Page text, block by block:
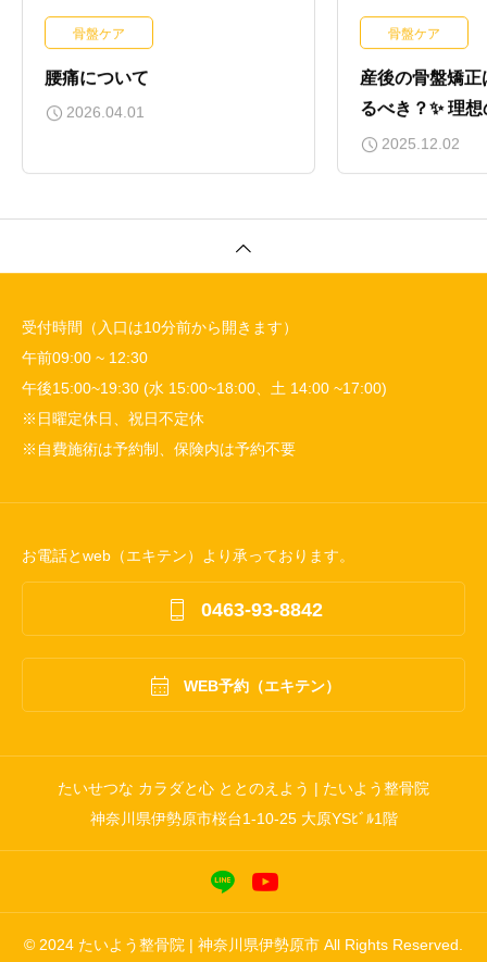
骨盤ケア
腰痛について
2026.04.01
骨盤ケア
産後の骨盤矯
るべき？✨ 理
ための最適解！
2025.12.02
受付時間（入口は10分前から開きます）
午前09:00 ~ 12:30
午後15:00~19:30 (水 15:00~18:00、土 14:00 ~17:00)
※日曜定休日、祝日不定休
※自費施術は予約制、保険内は予約不要
お電話とweb（エキテン）より承っております。
 0463-93-8842
 WEB予約（エキテン）
たいせつな カラダと心 ととのえよう | たいよう整骨院
神奈川県伊勢原市桜台1-10-25 大原YSﾋﾞﾙ1階
© 2024 たいよう整骨院 | 神奈川県伊勢原市 All Rights Reserved.